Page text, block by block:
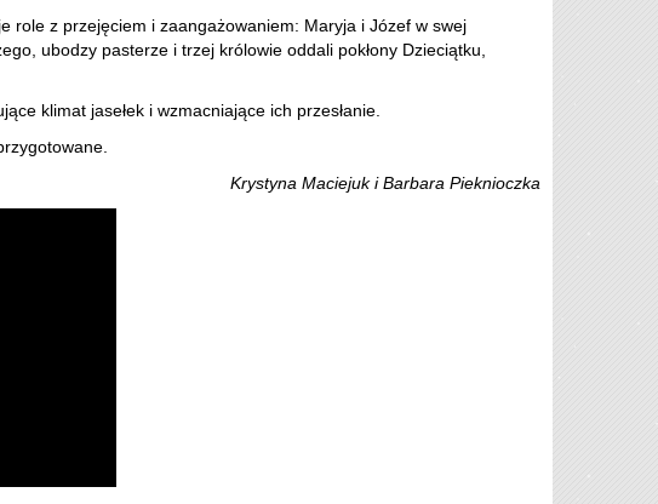
role z przejęciem i zaangażowaniem: Maryja i Józef w swej
ubodzy pasterze i trzej królowie oddali pokłony Dzieciątku,
klimat jasełek i wzmacniające ich przesłanie.
Krystyna Maciejuk i Barbara Pieknioczka